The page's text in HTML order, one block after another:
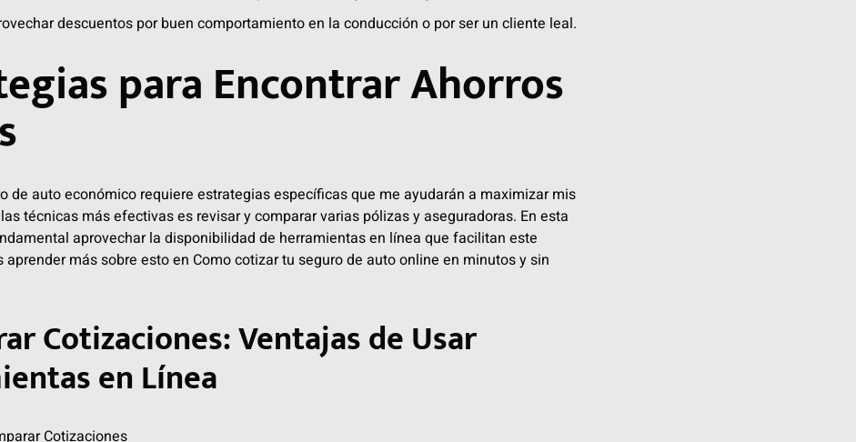
descuentos por buen comportamiento en la conducción o por ser un cliente leal.
para Encontrar Ahorros
de auto económico requiere estrategias específicas que me ayudarán a maximizar mis
técnicas más efectivas es revisar y comparar varias pólizas y aseguradoras. En esta
aprovechar la disponibilidad de herramientas en línea que facilitan este
aprender más sobre esto en Como cotizar tu seguro de auto online en minutos y sin
Cotizaciones: Ventajas de Usar
en Línea
Cotizaciones